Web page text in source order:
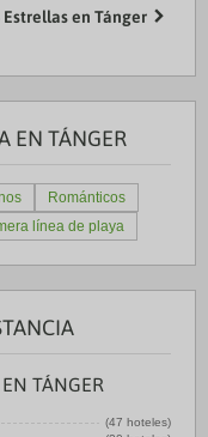
en Tánger
EN TÁNGER
Románticos
línea de playa
TÁNGER
(47 hoteles)